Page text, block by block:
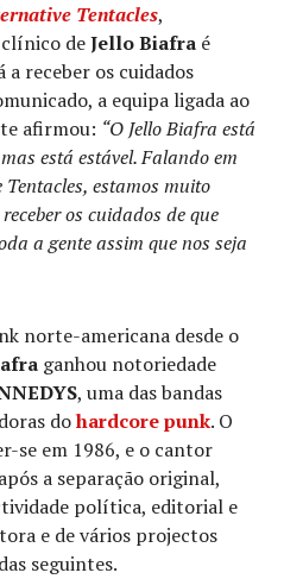
Tentacles,
clínico deJello Biafra é
a receber os cuidados
a equipa ligada ao
afirmou: “O Jello Biafra está
está estável. Falando em
estamos muito
os cuidados de que
a gente assim que nos seja
norte-americana desde o
ganhou notoriedade
, uma das bandas
dohardcore punk. O
se em 1986, e o cantor
a separação original,
política, editorial e
e de vários projectos
seguintes.